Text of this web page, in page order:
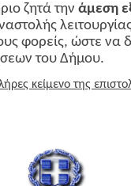
ζητά την άμεση
φορείς, ώστε να
του Δήμου.
κείμενο της